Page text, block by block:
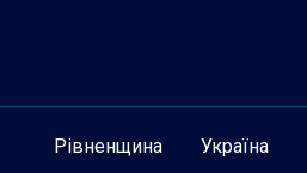
Рівненщина Україна